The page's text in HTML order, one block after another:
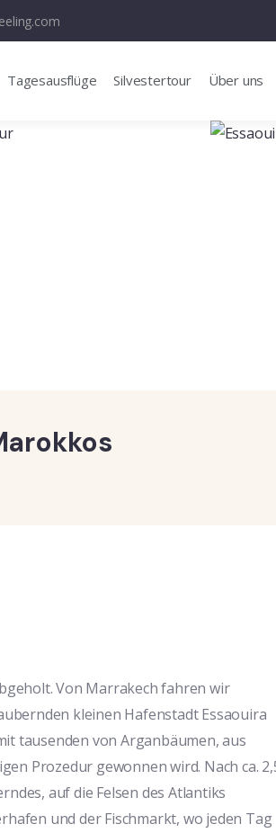
Tagesausflüge Silvestertour Über uns
Von Marrakech fahren wir
kleinen Hafenstadt Essaouira
tausenden von Arganbäumen, aus
Prozedur gewonnen wird. Nach ca.
auf die Felsen des Atlantiks
und der Fischmarkt, wo jeden Tag